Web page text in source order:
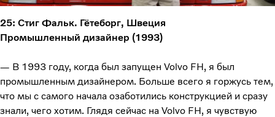
25: Стиг Фальк. Гётеборг, Швеция
Промышленный дизайнер (1993)
— В 1993 году, когда был запущен Volvo FH, я был
промышленным дизайнером. Больше всего я горжусь тем,
что мы с самого начала озаботились конструкцией и сразу
знали, чего хотим. Глядя сейчас на Volvo FH, я чувствую